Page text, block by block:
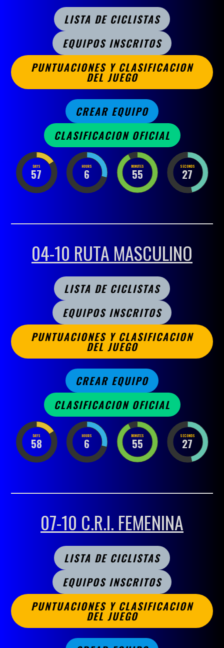
LISTA DE CICLISTAS
EQUIPOS INSCRITOS
PUNTUACIONES Y CLASIFICACION
DEL JUEGO
CREAR EQUIPO
CLASIFICACION OFICIAL
DAYS
57
HOURS
6
MINUTES
55
SECONDS
27
04-10 RUTA MASCULINO
LISTA DE CICLISTAS
EQUIPOS INSCRITOS
PUNTUACIONES Y CLASIFICACION
DEL JUEGO
CREAR EQUIPO
CLASIFICACION OFICIAL
DAYS
58
HOURS
6
MINUTES
55
SECONDS
27
07-10 C.R.I. FEMENINA
LISTA DE CICLISTAS
EQUIPOS INSCRITOS
PUNTUACIONES Y CLASIFICACION
DEL JUEGO